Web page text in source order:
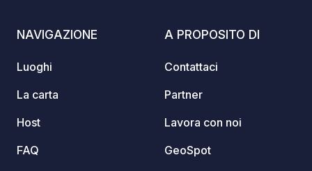
agricola produce olio extravergine di
amaro alle foglie d'olivo e molto altro.
Potrai acquistare questi prodotti
: Gusta i sapori della tradizione toscana
merende, pranzi e cene. Attenzione :
NAVIGAZIONE
Luoghi
La carta
Host
FAQ
A PROPOSITO DI
Contattaci
Partner
Lavora con noi
GeoSpot